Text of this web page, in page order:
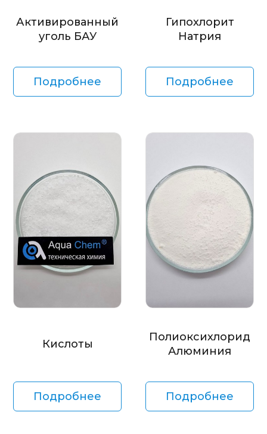
Активированный
уголь БАУ
Подробнее
Гипохлорит
Натрия
Подробнее
Кислоты
Подробнее
Полиоксихлорид
Алюминия
Подробнее